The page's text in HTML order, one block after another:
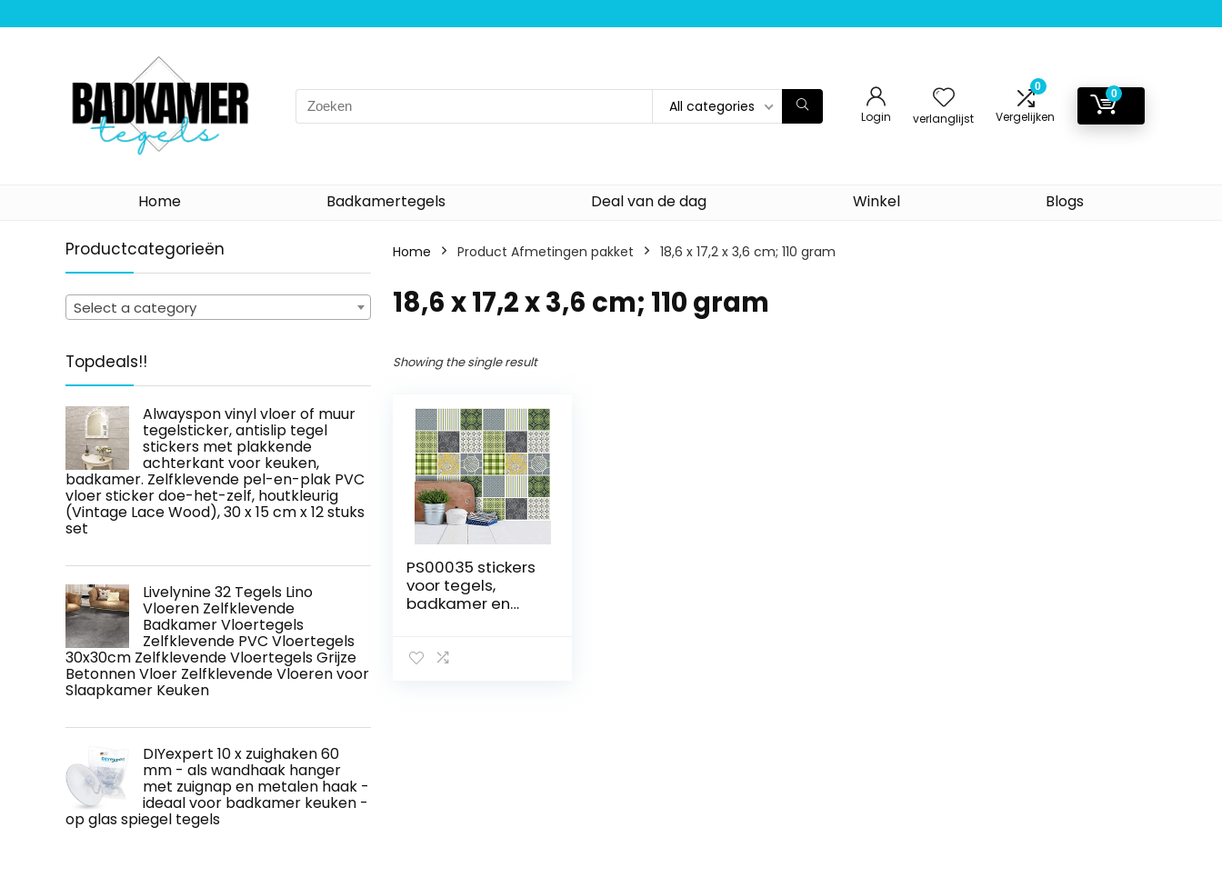
Search
for:
All categories
Login verlanglijst
0
Vergelijken
0
Home Badkamertegels Deal van de dag Winkel Blogs
Productcategorieën
Select a category
Topdeals!!
Alwayspon vinyl vloer of muur
tegelsticker, antislip tegel
stickers met plakkende
achterkant voor keuken,
badkamer. Zelfklevende pel-en-plak PVC
vloer sticker doe-het-zelf, houtkleurig
(Vintage Lace Wood), 30 x 15 cm x 12 stuks
set
Livelynine 32 Tegels Lino
Vloeren Zelfklevende
Badkamer Vloertegels
Zelfklevende PVC Vloertegels
30x30cm Zelfklevende Vloertegels Grijze
Betonnen Vloer Zelfklevende Vloeren voor
Slaapkamer Keuken
DIYexpert 10 x zuighaken 60
mm - als wandhaak hanger
met zuignap en metalen haak -
ideaal voor badkamer keuken -
op glas spiegel tegels
Home Product Afmetingen pakket ‎18,6 x 17,2 x 3,6 cm; 110 gram
‎18,6 x 17,2 x 3,6 cm; 110 gram
Showing the single result
PS00035 stickers
voor tegels,
badkamer en
wanddecoratie